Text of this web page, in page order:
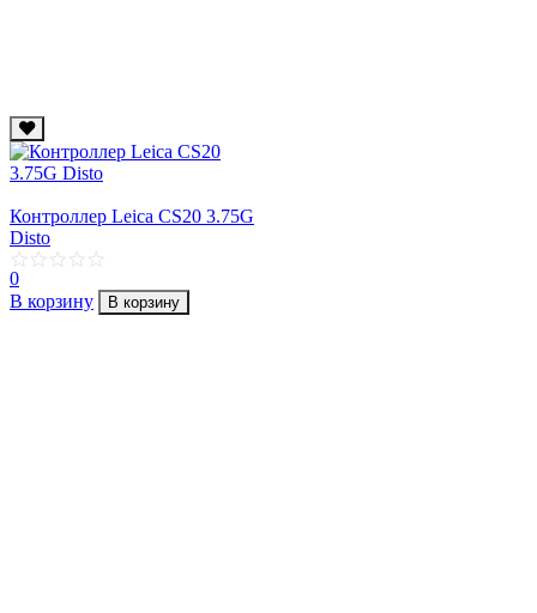
Контроллер Leica CS20 3.75G
Disto
0
В корзину
В корзину